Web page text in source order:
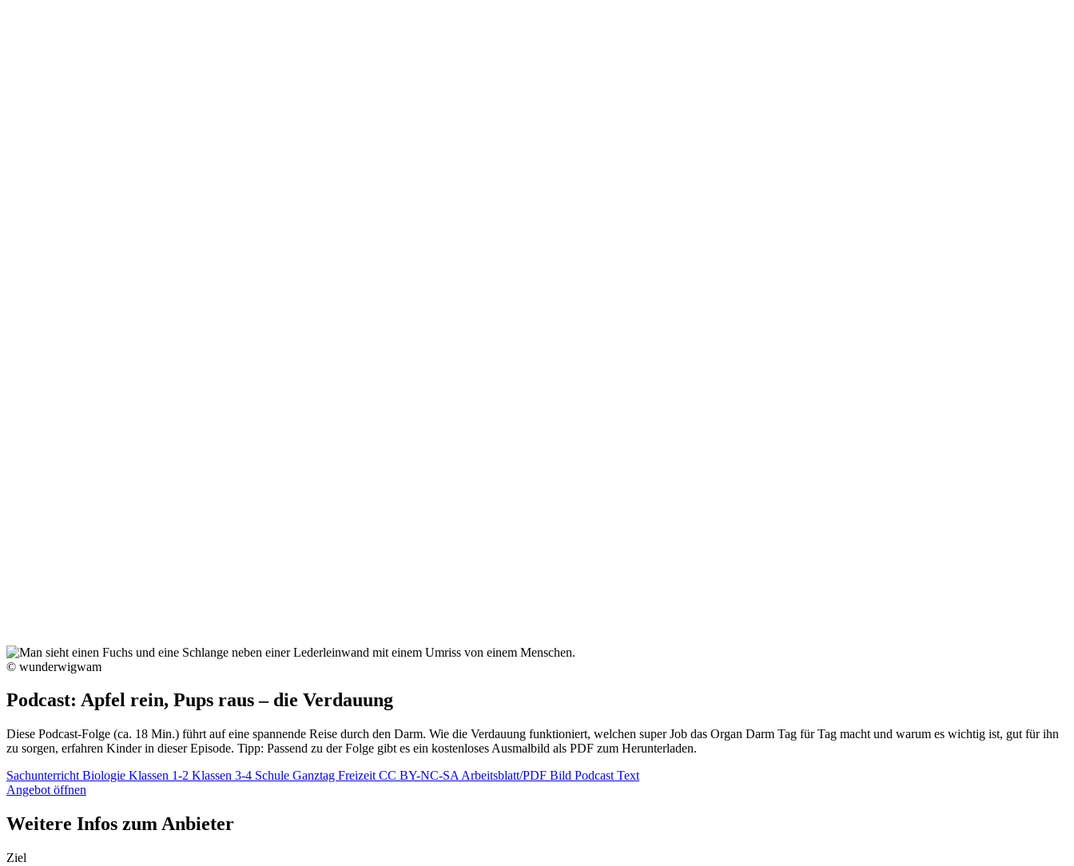
© wunderwigwam
Podcast: Apfel rein, Pups raus – die Verdauung
Diese Podcast-Folge (ca. 18 Min.) führt auf eine spannende Reise durch den Darm. Wie die Verdauung funktioniert, welchen super Job das Organ Darm Tag für Tag macht und warum es wichtig ist, gut für ihn
zu sorgen, erfahren Kinder in dieser Episode. Tipp: Passend zu der Folge gibt es ein kostenloses Ausmalbild als PDF zum Herunterladen.
Sachunterricht Biologie Klassen 1-2 Klassen 3-4 Schule Ganztag Freizeit CC BY-NC-SA Arbeitsblatt/PDF Bild Podcast Text
Angebot öffnen
Weitere Infos zum Anbieter
Ziel